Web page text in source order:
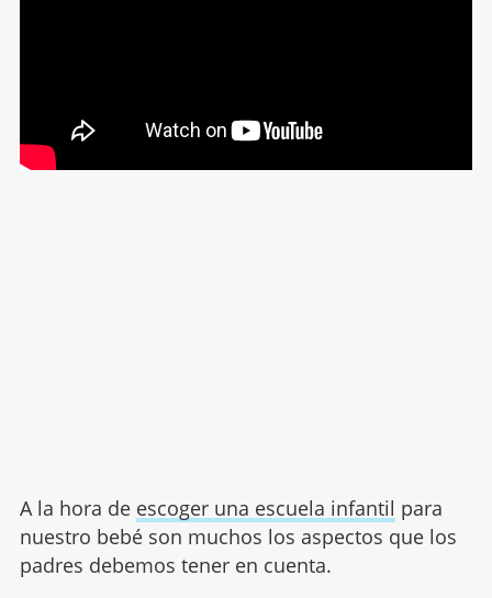
A la hora de escoger una escuela infantil para
nuestro bebé son muchos los aspectos que los
padres debemos tener en cuenta.